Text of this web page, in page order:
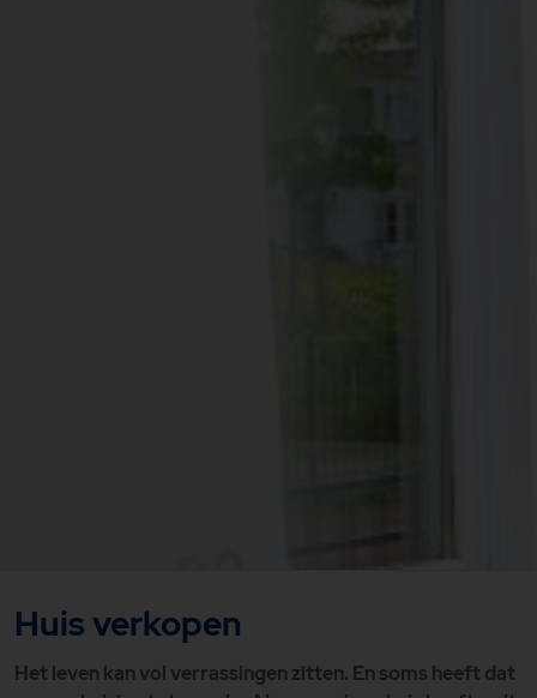
Huis verkopen
Het leven kan vol verrassingen zitten. En soms heeft dat